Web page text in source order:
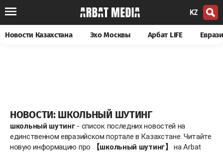
KZ
Новости Казахстана Эхо Москвы Арбат LIFE
НОВОСТИ: ШКОЛЬНЫЙ ШУТИНГ
школьный шутинг- список последних новостей на
единственном евразийском портале в Казахстане. Читайте
новую информацию про
【школьный шутинг】
на Arbat